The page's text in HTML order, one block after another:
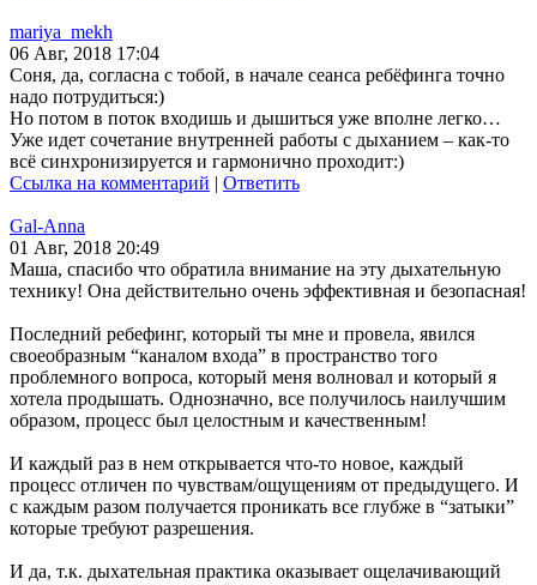
mariya_mekh
06 Авг, 2018 17:04
Соня, да, согласна с тобой, в начале сеанса ребёфинга точно
надо потрудиться:)
Но потом в поток входишь и дышиться уже вполне легко…
Уже идет сочетание внутренней работы с дыханием – как-то
всё синхронизируется и гармонично проходит:)
Ссылка на комментарий | Ответить
Gal-Anna
01 Авг, 2018 20:49
Маша, спасибо что обратила внимание на эту дыхательную
технику! Она действительно очень эффективная и безопасная!
Последний ребефинг, который ты мне и провела, явился
своеобразным “каналом входа” в пространство того
проблемного вопроса, который меня волновал и который я
хотела продышать. Однозначно, все получилось наилучшим
образом, процесс был целостным и качественным!
И каждый раз в нем открывается что-то новое, каждый
процесс отличен по чувствам/ощущениям от предыдущего. И
с каждым разом получается проникать все глубже в “затыки”
которые требуют разрешения.
И да, т.к. дыхательная практика оказывает ощелачивающий